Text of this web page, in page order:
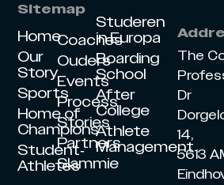
Sitemap
Home
Our
Story
Sports
Home of
Champions
Student-
Athletes
Coaches
Ouders
Events
Process
Stories
Partners
Slammie
Studeren
in Europa
Boarding
School
After
College
Athlete
Management
The
Dr
14,
5613